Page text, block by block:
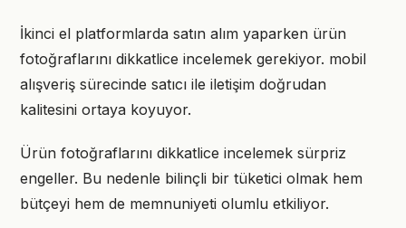
İkinci el platformlarda satın alım yaparken ürün
fotoğraflarını dikkatlice incelemek gerekiyor. mobil
alışveriş sürecinde satıcı ile iletişim doğrudan
kalitesini ortaya koyuyor.
Ürün fotoğraflarını dikkatlice incelemek sürpriz
engeller. Bu nedenle bilinçli bir tüketici olmak hem
bütçeyi hem de memnuniyeti olumlu etkiliyor.